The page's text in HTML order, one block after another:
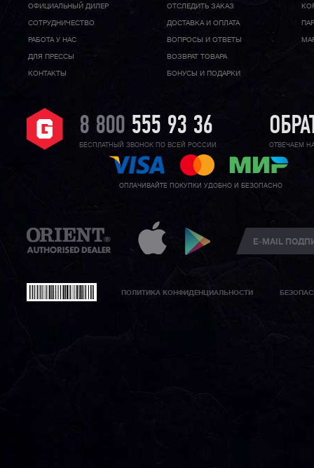
ОФИЦИАЛЬНЫЙ ДИЛЕР
CОТРУДНИЧЕСТВО
РАБОТА У НАС
ДЛЯ ПРЕССЫ
КОНТАКТЫ
ОТСЛЕДИТЬ ЗАКАЗ
ДОСТАВКА И ОПЛАТА
ВОПРОСЫ И ОТВЕТЫ
ВОЗВРАТ ТОВАРА
БОНУСЫ И ПОДАРКИ
8 800 555 93 36
БЕСПЛАТНЫЙ ЗВОНОК ПО ВСЕЙ РОССИИ ОТВЕЧАЕМ
ОПЛАЧИВАЙТЕ ПОКУПКИ УДОБНО И БЕЗОПАСНО
ПОЛИТИКА КОНФИДЕНЦИАЛЬНОСТИ